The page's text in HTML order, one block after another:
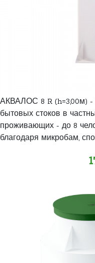
АКВАЛОС 8 R (h=3,00м) -
бытовых стоков в
проживающих - до 8
благодаря микробам,